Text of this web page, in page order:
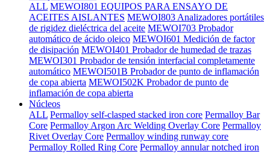
ALL MEWOI801 EQUIPOS PARA ENSAYO DE
ACEITES AISLANTES MEWOI803 Analizadores portátiles
de rigidez dieléctrica del aceite MEWOI703 Probador
automático de ácido oleico MEWOI601 Medición de factor
de disipación MEWOI401 Probador de humedad de trazas
MEWOI301 Probador de tensión interfacial completamente
automático MEWOI501B Probador de punto de inflamación
de copa abierta MEWOI502K Probador de punto de
inflamación de copa abierta
Núcleos
ALL Permalloy self-clasped stacked iron core Permalloy Bar
Core Permalloy Argon Arc Welding Overlay Core Permalloy
Rivet Overlay Core Permalloy winding runway core
Permalloy Rolled Ring Core Permalloy annular notched iron